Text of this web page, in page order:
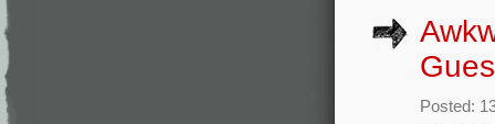
Posted: